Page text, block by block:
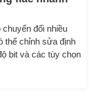
đổi nhiều
thể chỉnh sửa định
bit và các tùy chọn